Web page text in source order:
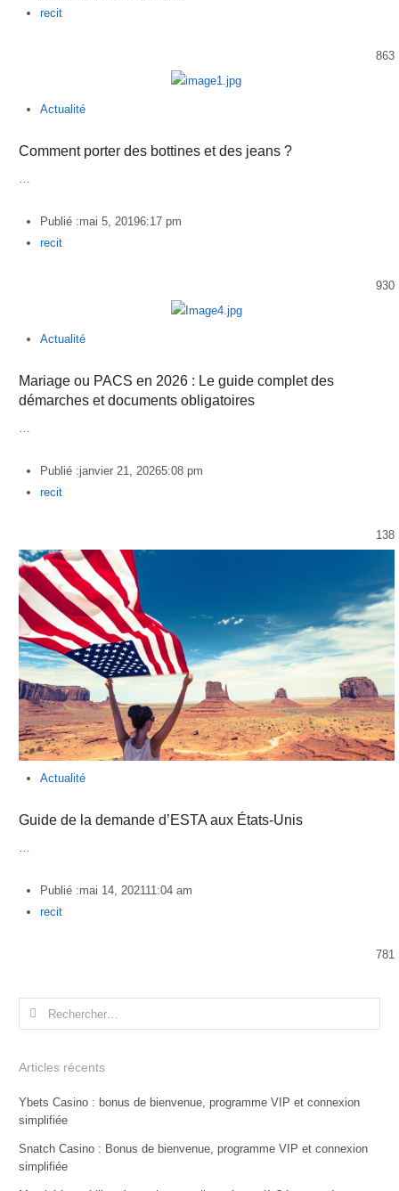
Author
recit
863
Actualité
Comment porter des bottines et des jeans ?
…
Publié :mai 5, 20196:17 pm
Author
recit
930
Actualité
Mariage ou PACS en 2026 : Le guide complet des
démarches et documents obligatoires
…
Publié :janvier 21, 20265:08 pm
Author
recit
138
Actualité
Guide de la demande d’ESTA aux États-Unis
…
Publié :mai 14, 202111:04 am
Author
recit
781
Rechercher :
Articles récents
Ybets Casino : bonus de bienvenue, programme VIP et connexion
simplifiée
Snatch Casino : Bonus de bienvenue, programme VIP et connexion
simplifiée